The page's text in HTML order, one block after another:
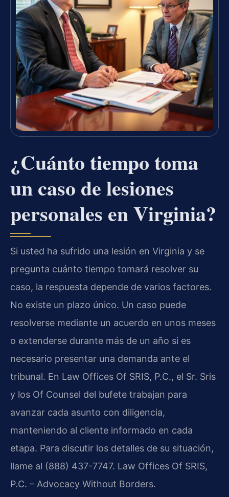
¿Cuánto tiempo toma
un caso de lesiones
personales en Virginia?
Si usted ha sufrido una lesión en Virginia y se
pregunta cuánto tiempo tomará resolver su
caso, la respuesta depende de varios factores.
No existe un plazo único. Un caso puede
resolverse mediante un acuerdo en unos meses
o extenderse durante más de un año si es
necesario presentar una demanda ante el
tribunal. En Law Offices Of SRIS, P.C., el Sr. Sris
y los Of Counsel del bufete trabajan para
avanzar cada asunto con diligencia,
manteniendo al cliente informado en cada
etapa. Para discutir los detalles de su situación,
llame al (888) 437-7747. Law Offices Of SRIS,
P.C. – Advocacy Without Borders.